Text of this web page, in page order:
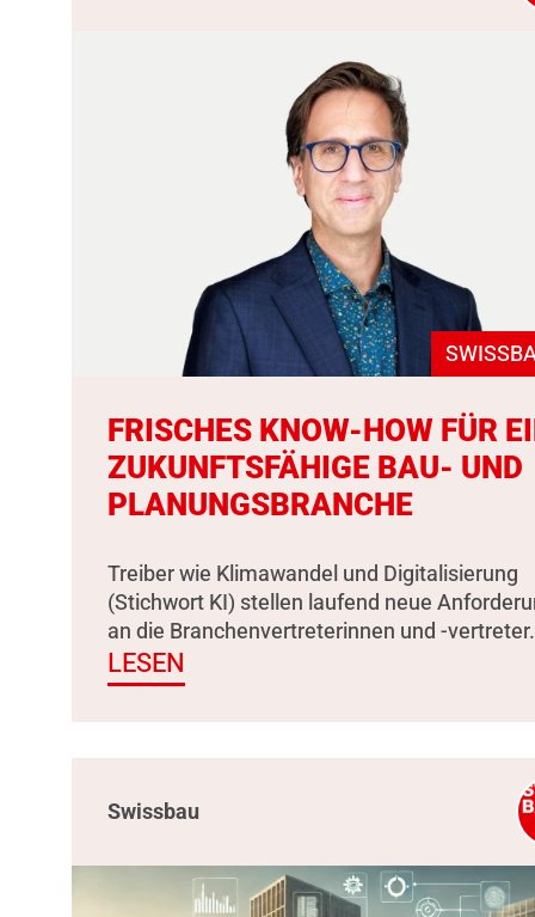
FRISCHES KNOW-HOW FÜR
ZUKUNFTSFÄHIGE BAU- UND
PLANUNGSBRANCHE
Treiber wie Klimawandel und Digitalisierung
(Stichwort KI) stellen laufend neue
an die Branchenvertreterinnen und -vertreter.
LESEN
Swissbau